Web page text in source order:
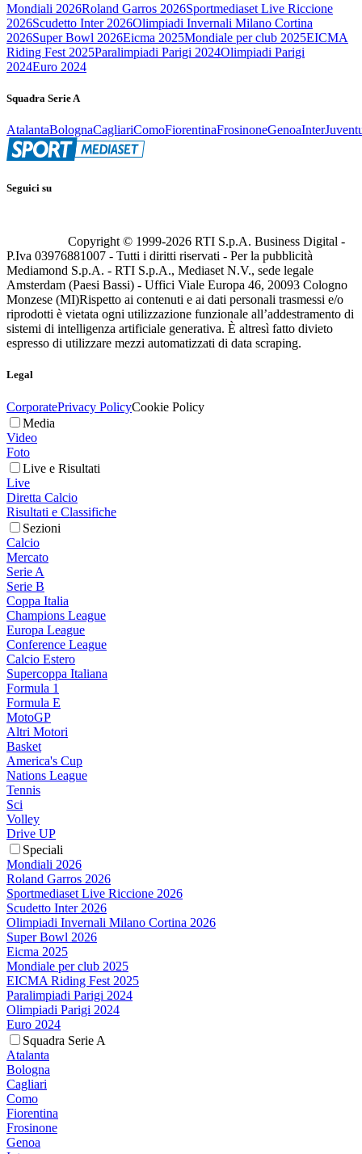
Mondiali 2026Roland Garros 2026Sportmediaset Live Riccione
2026Scudetto Inter 2026Olimpiadi Invernali Milano Cortina
2026Super Bowl 2026Eicma 2025Mondiale per club 2025EICMA
Riding Fest 2025Paralimpiadi Parigi 2024Olimpiadi Parigi
2024Euro 2024
Squadra Serie A
AtalantaBolognaCagliariComoFiorentinaFrosinoneGenoaInter
Seguici su
Copyright © 1999-2026 RTI S.p.A. Business Digital -
P.Iva 03976881007 - Tutti i diritti riservati - Per la pubblicità
Mediamond S.p.A. - RTI S.p.A., Mediaset N.V., sede legale
Amsterdam (Paesi Bassi) - Uffici Viale Europa 46, 20093 Cologno
Monzese (MI)Rispetto ai contenuti e ai dati personali trasmessi e/o
riprodotti è vietata ogni utilizzazione funzionale all’addestramento di
sistemi di intelligenza artificiale generativa. È altresì fatto divieto
espresso di utilizzare mezzi automatizzati di data scraping.
Legal
CorporatePrivacy PolicyCookie Policy
Media
Video
Foto
Live e Risultati
Live
Diretta Calcio
Risultati e Classifiche
Sezioni
Calcio
Mercato
Serie A
Serie B
Coppa Italia
Champions League
Europa League
Conference League
Calcio Estero
Supercoppa Italiana
Formula 1
Formula E
MotoGP
Altri Motori
Basket
America's Cup
Nations League
Tennis
Sci
Volley
Drive UP
Speciali
Mondiali 2026
Roland Garros 2026
Sportmediaset Live Riccione 2026
Scudetto Inter 2026
Olimpiadi Invernali Milano Cortina 2026
Super Bowl 2026
Eicma 2025
Mondiale per club 2025
EICMA Riding Fest 2025
Paralimpiadi Parigi 2024
Olimpiadi Parigi 2024
Euro 2024
Squadra Serie A
Atalanta
Bologna
Cagliari
Como
Fiorentina
Frosinone
Genoa